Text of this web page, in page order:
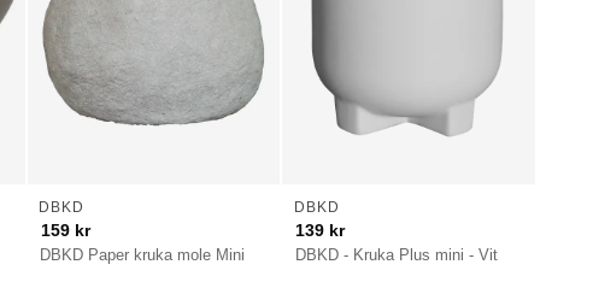
DBKD Paper kruka mole Mini
DBKD
159 kr
DBKD - Kruka Plus mini - Vit
DBKD
139 kr